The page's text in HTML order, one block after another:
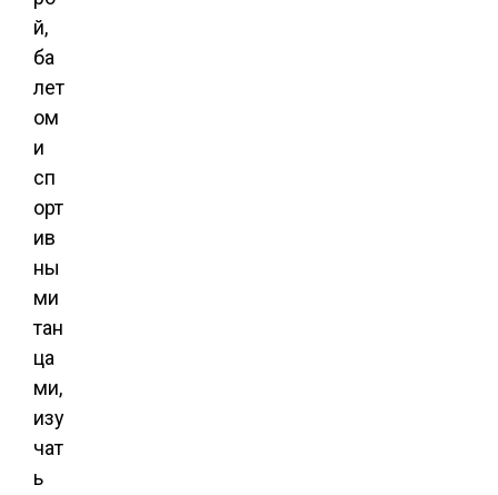
й,
ба
лет
ом
и
сп
орт
ив
ны
ми
тан
ца
ми,
изу
чат
ь